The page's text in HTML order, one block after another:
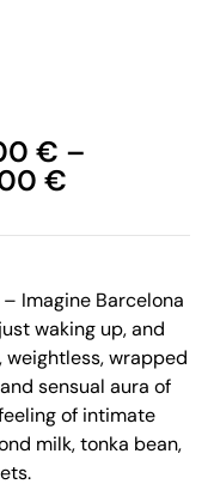
€ –
€
Imagine Barcelona
waking up, and
weightless, wrapped
sensual aura of
of intimate
milk, tonka bean,